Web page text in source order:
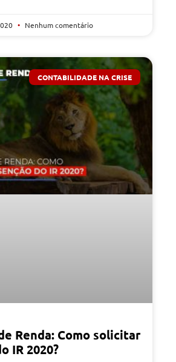
Nenhum comentário
CONTABILIDADE NA CRISE
Renda: Como solicitar
IR 2020?